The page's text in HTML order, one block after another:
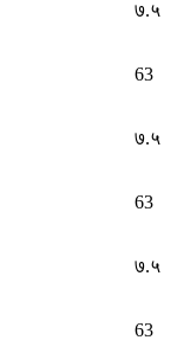
७.५
63
७.५
63
७.५
63